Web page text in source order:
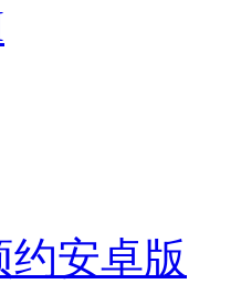
安卓版